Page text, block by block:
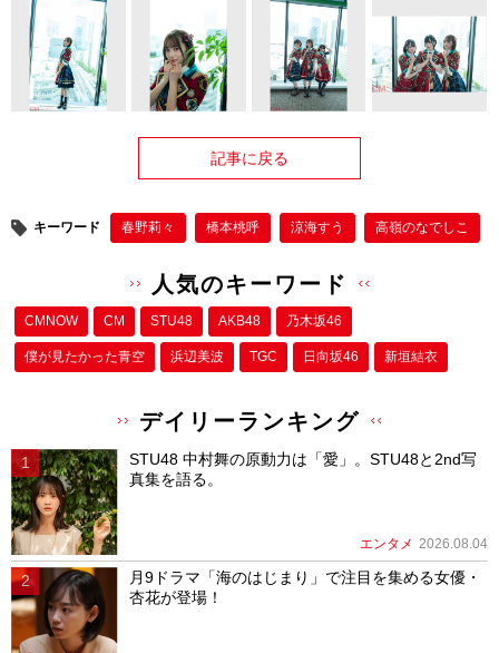
記事に戻る
キーワード 春野莉々 橋本桃呼 涼海すう 高嶺のなでしこ
人気のキーワード
CMNOW CM STU48 AKB48 乃木坂46
僕が⾒たかった⻘空 浜辺美波 TGC 日向坂46 新垣結衣
デイリーランキング
STU48 中村舞の原動力は「愛」。STU48と2nd写
真集を語る。
エンタメ 2026.08.04
月9ドラマ「海のはじまり」で注目を集める女優・
杏花が登場！